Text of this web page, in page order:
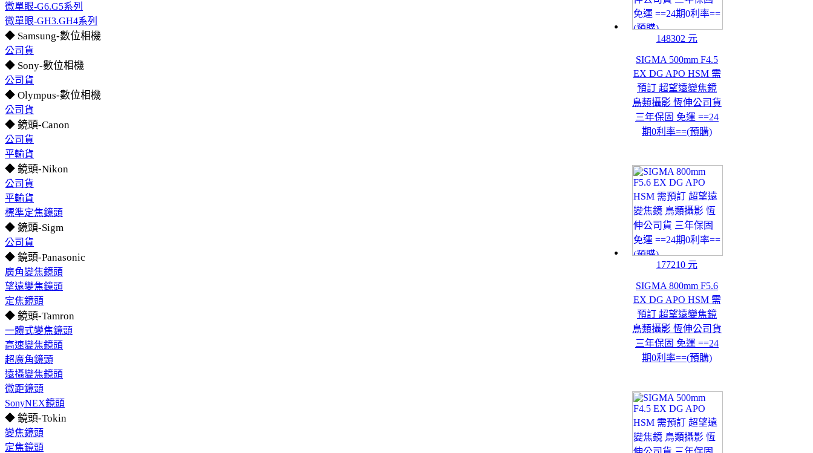
微單眼-G6.G5系列
微單眼-GH3.GH4系列
◆ Samsung-數位相機
公司貨
◆ Sony-數位相機
公司貨
◆ Olympus-數位相機
公司貨
◆ 鏡頭-Canon
公司貨
平輸貨
◆ 鏡頭-Nikon
公司貨
平輸貨
標準定焦鏡頭
◆ 鏡頭-Sigm
公司貨
◆ 鏡頭-Panasonic
廣角變焦鏡頭
望遠變焦鏡頭
定焦鏡頭
◆ 鏡頭-Tamron
一體式變焦鏡頭
高速變焦鏡頭
超廣角鏡頭
遠攝變焦鏡頭
微距鏡頭
SonyNEX鏡頭
◆ 鏡頭-Tokin
變焦鏡頭
定焦鏡頭
148302 元
SIGMA 500mm F4.5
EX DG APO HSM 需
預訂 超望遠變焦鏡
鳥類攝影 恆伸公司貨
三年保固 免運 ==24
期0利率==(預購)
177210 元
SIGMA 800mm F5.6
EX DG APO HSM 需
預訂 超望遠變焦鏡
鳥類攝影 恆伸公司貨
三年保固 免運 ==24
期0利率==(預購)